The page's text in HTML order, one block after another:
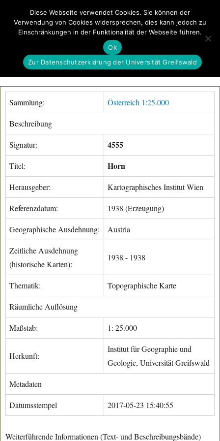
GeoGREIF MENÜ
Sammlung: Österreich 1:25.000
Beschreibung
Signatur: 4555
Titel: Horn
Herausgeber: Kartographisches Institut Wien
Referenzdatum: 1938 (Erzeugung)
Geographische Ausdehnung: Austria
Zeitliche Ausdehnung
(historische Karten):
1938 - 1938
Thematik: Topographische Karte
Räumliche Auflösung
Maßstab: 1: 25.000
Herkunft:
Institut für Geographie und
Geologie, Universität Greifswald
Metadaten
Datumsstempel 2017-05-23 15:40:55
Weiterführende Informationen (Text- und Beschreibungsbände)
Diese Webseite verwendet Cookies. Sie können der
Verwendung von Cookies widersprechen, dies kann jedoch zu
Einschränkungen in der Funktionalität der Webseite führen.
Ok
Zur Datenschutzerklärung der Universität Greifswald